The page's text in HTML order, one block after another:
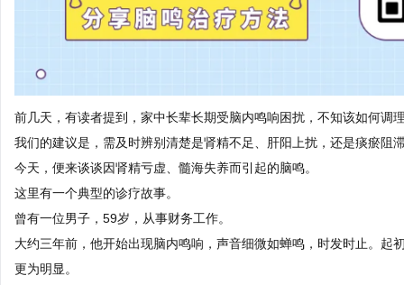
前几天，有读者提到，家中长辈长期受脑内鸣响困扰，不知该如何调
我们的建议是，需及时辨别清楚是肾精不足、肝阳上扰，还是痰瘀阻
今天，便来谈谈因肾精亏虚、髓海失养而引起的脑鸣。
这里有一个典型的诊疗故事。
曾有一位男子，59岁，从事财务工作。
大约三年前，他开始出现脑内鸣响，声音细微如蝉鸣，时发时止。
更为明显。